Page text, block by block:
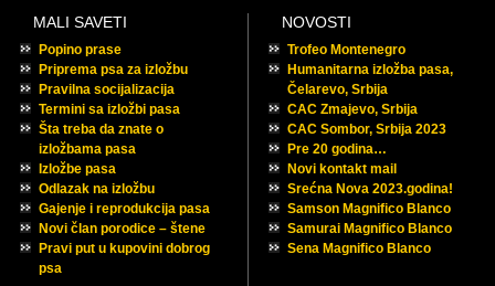
MALI SAVETI
Popino prase
Priprema psa za izložbu
Pravilna socijalizacija
Termini sa izložbi pasa
Šta treba da znate o
izložbama pasa
Izložbe pasa
Odlazak na izložbu
Gajenje i reprodukcija pasa
Novi član porodice – štene
Pravi put u kupovini dobrog
psa
NOVOSTI
Trofeo Montenegro
Humanitarna izložba pasa,
Čelarevo, Srbija
CAC Zmajevo, Srbija
CAC Sombor, Srbija 2023
Pre 20 godina…
Novi kontakt mail
Srećna Nova 2023.godina!
Samson Magnifico Blanco
Samurai Magnifico Blanco
Sena Magnifico Blanco